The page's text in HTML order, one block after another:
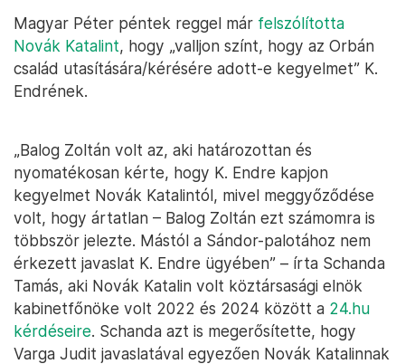
Magyar Péter péntek reggel már felszólította
Novák Katalint, hogy „valljon színt, hogy az Orbán
család utasítására/kérésére adott-e kegyelmet” K.
Endrének.
„Balog Zoltán volt az, aki határozottan és
nyomatékosan kérte, hogy K. Endre kapjon
kegyelmet Novák Katalintól, mivel meggyőződése
volt, hogy ártatlan – Balog Zoltán ezt számomra is
többször jelezte. Mástól a Sándor-palotához nem
érkezett javaslat K. Endre ügyében” – írta Schanda
Tamás, aki Novák Katalin volt köztársasági elnök
kabinetfőnöke volt 2022 és 2024 között a 24.hu
kérdéseire. Schanda azt is megerősítette, hogy
Varga Judit javaslatával egyezően Novák Katalinnak